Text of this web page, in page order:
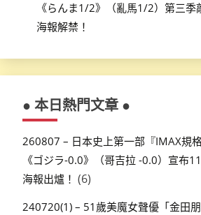
《らんま1/2》（亂馬1/2）第三
海報解禁！
● 本日熱門文章 ●
260807 – 日本史上第一部『IMAX規
《ゴジラ-0.0》（哥吉拉 -0.0）宣布
海報出爐！ (6)
240720(1) – 51歲美魔女聲優「金田